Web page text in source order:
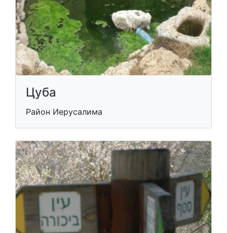
Цуба
Район Иерусалима